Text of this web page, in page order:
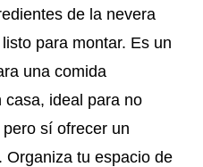
de la nevera
para montar. Es un
una comida
casa, ideal para no
sí ofrecer un
Organiza tu espacio de